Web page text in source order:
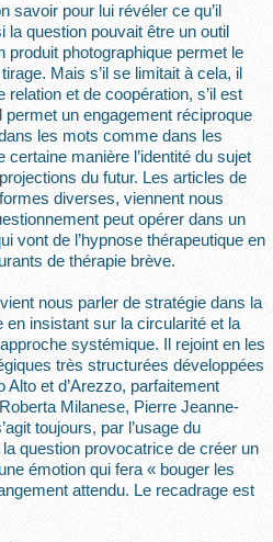
savoir pour lui révéler ce qu’il
question pouvait être un outil
produit photographique permet le
Mais s’il se limitait à cela, il
relation et de coopération, s’il est
permet un engagement réciproque
les mots comme dans les
certaine manière l’identité du sujet
du futur. Les articles de
diverses, viennent nous
peut opérer dans un
vont de l’hypnose thérapeutique en
de thérapie brève.
nous parler de stratégie dans la
en insistant sur la circularité et la
systémique. Il rejoint en les
très structurées développées
et d’Arezzo, parfaitement
Milanese, Pierre Jeanne-
toujours, par l’usage du
question provocatrice de créer un
émotion qui fera « bouger les
attendu. Le recadrage est